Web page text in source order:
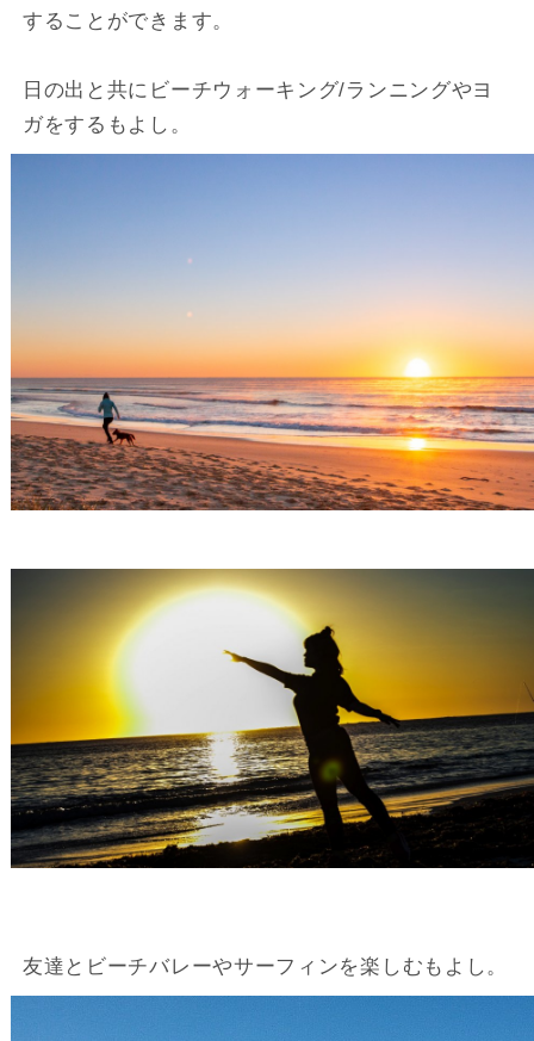
することができます。
日の出と共にビーチウォーキング/ランニングやヨ
ガをするもよし。
友達とビーチバレーやサーフィンを楽しむもよし。